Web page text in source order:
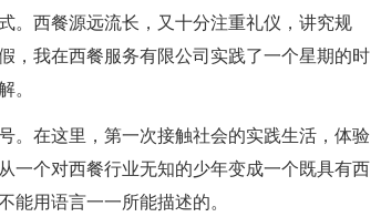
。西餐源远流长，又十分注重礼仪，讲究规
，我在西餐服务有限公司实践了一个星期的时
。
。在这里，第一次接触社会的实践生活，体验
一个对西餐行业无知的少年变成一个既具有西
能用语言一一所能描述的。